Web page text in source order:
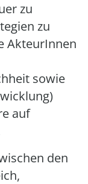
zu
zu
AkteurInnen
sowie
auf
den